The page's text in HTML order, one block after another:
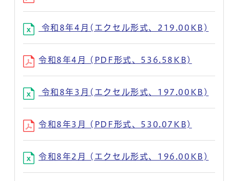
令和8年4月(エクセル形式、219.00KB)
令和8年4月 (PDF形式、536.58KB)
令和8年3月(エクセル形式、197.00KB)
令和8年3月 (PDF形式、530.07KB)
令和8年2月 (エクセル形式、196.00KB)